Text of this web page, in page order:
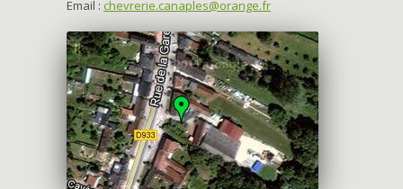
Email : chevrerie.canaples@orange.fr